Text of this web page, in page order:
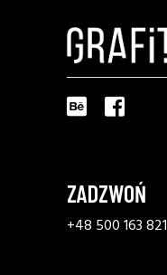
ZADZWOŃ
+48 500 163 821